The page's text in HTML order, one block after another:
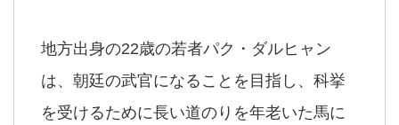
地方出身の22歳の若者パク・ダルヒャン
は、朝廷の武官になることを目指し、科挙
を受けるために長い道のりを年老いた馬に